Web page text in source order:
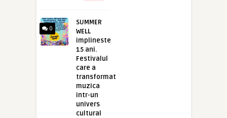
0
SUMMER
WELL
implineste
15 ani.
Festivalul
care a
transformat
muzica
intr-un
univers
cultural